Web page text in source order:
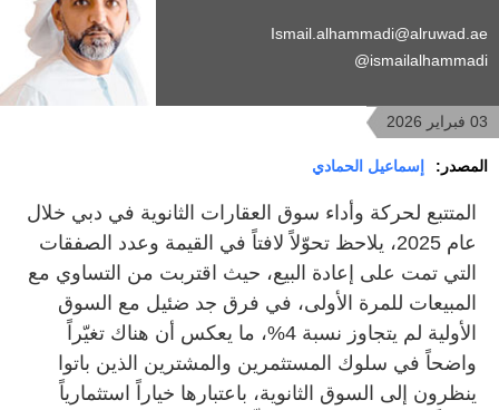
Ismail.alhammadi@alruwad.ae
ismailalhammadi@
03 فبراير 2026
المصدر: إسماعيل الحمادي
المتتبع لحركة وأداء سوق العقارات الثانوية في دبي خلال
عام 2025، يلاحظ تحوّلاً لافتاً في القيمة وعدد الصفقات
التي تمت على إعادة البيع، حيث اقتربت من التساوي مع
المبيعات للمرة الأولى، في فرق جد ضئيل مع السوق
الأولية لم يتجاوز نسبة 4%، ما يعكس أن هناك تغيّراً
واضحاً في سلوك المستثمرين والمشترين الذين باتوا
ينظرون إلى السوق الثانوية، باعتبارها خياراً استثمارياً